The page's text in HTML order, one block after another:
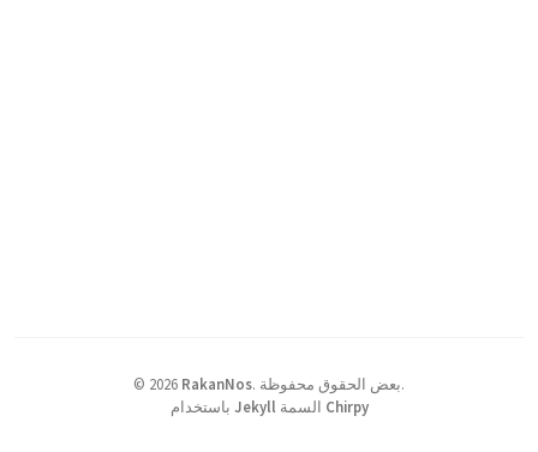
© 2026 RakanNos.
بعض الحقوق محفوظة.
Jekyll Chirpy